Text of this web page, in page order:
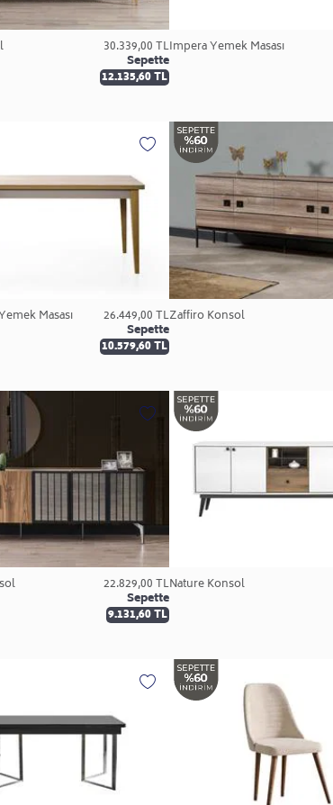
30.339,00 TL
Sepette
12.135,60 TL
İmpera Yemek Masası
Masası 26.449,00 TL
Sepette
10.579,60 TL
Zaffiro Konsol
22.829,00 TL
Sepette
9.131,60 TL
Nature Konsol